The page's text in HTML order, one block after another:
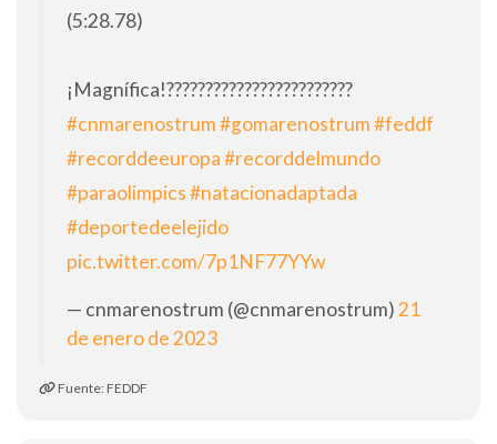
(5:28.78)
¡Magnífica!????????????????????????
#cnmarenostrum#gomarenostrum#feddf
#recorddeeuropa#recorddelmundo
#paraolimpics#natacionadaptada
#deportedeelejido
pic.twitter.com/7p1NF77YYw
— cnmarenostrum (@cnmarenostrum)21
de enero de 2023
Fuente: FEDDF